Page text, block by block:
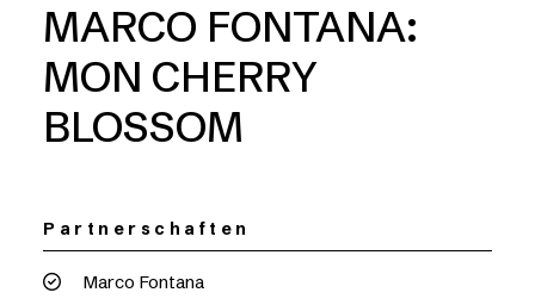
MARCO FONTANA:
MON CHERRY
BLOSSOM
Partnerschaften
Marco Fontana